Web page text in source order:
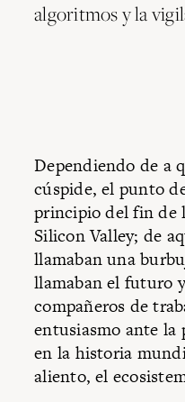
algoritmos y la
Dependiendo de a
cúspide, el punto
principio del fin de
Silicon Valley; de
llamaban una
llamaban el futuro
compañeros de
entusiasmo ante
en la historia
aliento, el